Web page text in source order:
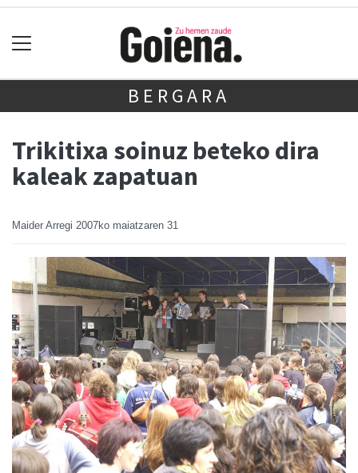
BERGARA
Trikitixa soinuz beteko dira
kaleak zapatuan
Maider Arregi 2007ko maiatzaren 31